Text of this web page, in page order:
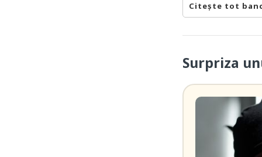
Citește tot
Surpriza